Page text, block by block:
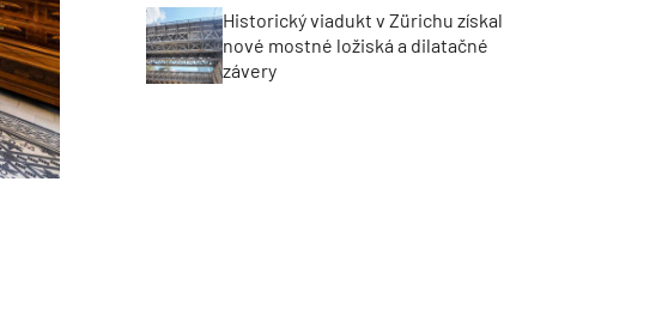
Historický viadukt v Zürichu získal
nové mostné ložiská a dilatačné
závery